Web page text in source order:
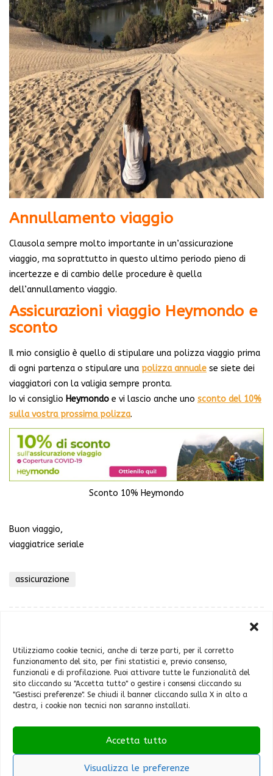
Utilizziamo cookie tecnici, anche di terze parti, per il corretto
funzionamento del sito, per fini statistici e, previo consenso,
funzionali e di profilazione. Puoi attivare tutte le funzionalità del
sito cliccando su "Accetta tutto" o gestire i consensi cliccando su
"Gestisci preferenze". Se chiudi il banner cliccando sulla X in alto a
destra, i cookie non tecnici non saranno installati.
Accetta tutto
Visualizza le preferenze
Annullamento viaggio
Clausola sempre molto importante in un’assicurazione
viaggio, ma soprattutto in questo ultimo periodo pieno di
incertezze e di cambio delle procedure è quella
dell’annullamento viaggio.
Assicurazioni viaggio Heymondo e
sconto
Il mio consiglio è quello di stipulare una polizza viaggio prima
di ogni partenza o stipulare una polizza annuale se siete dei
viaggiatori con la valigia sempre pronta.
Io vi consiglio Heymondo e vi lascio anche uno sconto del 10%
sulla vostra prossima polizza.
Sconto 10% Heymondo
Buon viaggio,
viaggiatrice seriale
assicurazione
Chi sono
Contatti